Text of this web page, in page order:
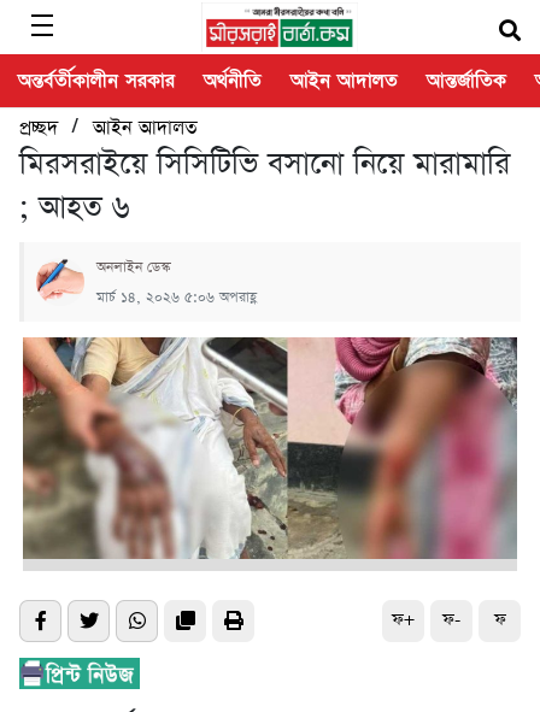
অন্তর্বর্তীকালীন সরকার অর্থনীতি আইন আদালত আন্তর্জাতিক
প্রচ্ছদ/আইন আদালত
মিরসরাইয়ে সিসিটিভি বসানো নিয়ে মারামারি
; আহত ৬
অনলাইন ডেস্ক
মার্চ ১৪, ২০২৬ ৫:০৬ অপরাহ্ণ
ফ+ ফ- ফ